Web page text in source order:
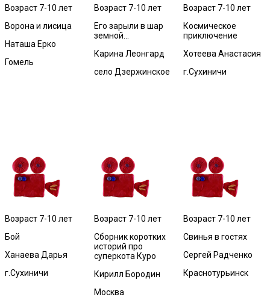
Возраст 7-10 лет
Ворона и лисица
Наташа Ерко
Гомель
Возраст 7-10 лет
Его зарыли в шар
земной…
Карина Леонгард
село Дзержинское
Возраст 7-10 лет
Космическое
приключение
Хотеева Анастасия
г.Сухиничи
Возраст 7-10 лет
Бой
Ханаева Дарья
г.Сухиничи
Возраст 7-10 лет
Сборник коротких
историй про
суперкота Куро
Кирилл Бородин
Москва
Возраст 7-10 лет
Свинья в гостях
Сергей Радченко
Краснотурьинск